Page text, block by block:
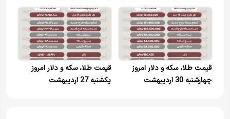
قیمت طلا، سکه و دلار امروز
چهارشنبه 30 اردیبهشت
قیمت طلا، سکه و دلار امروز
یکشنبه 27 اردیبهشت